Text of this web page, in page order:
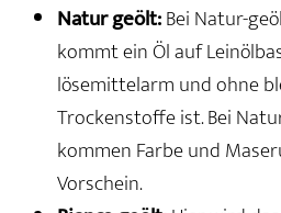
Natur geölt:Bei Natur-
kommt ein Öl auf
lösemittelarm und ohne
Trockenstoffe ist. Bei
kommen Farbe und
Vorschein.